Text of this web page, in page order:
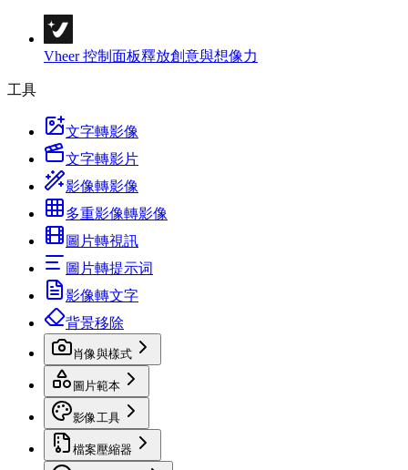
Vheer 控制面板釋放創意與想像力
工具
文字轉影像
文字轉影片
影像轉影像
多重影像轉影像
圖片轉視訊
圖片轉提示词
影像轉文字
背景移除
肖像與樣式
圖片範本
影像工具
檔案壓縮器